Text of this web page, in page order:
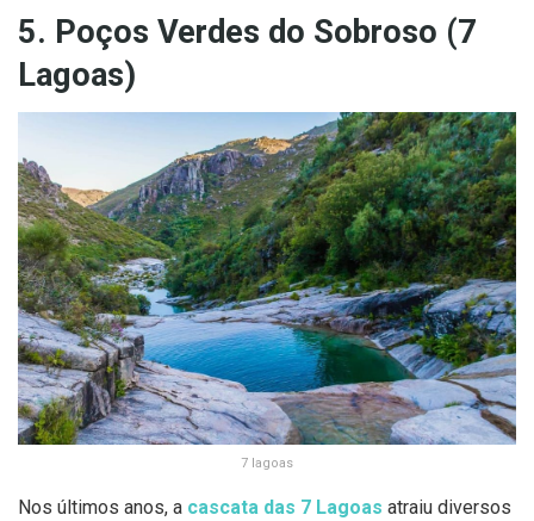
5. Poços Verdes do Sobroso (7
Lagoas)
7 lagoas
Nos últimos anos, a cascata das 7 Lagoas atraiu diversos